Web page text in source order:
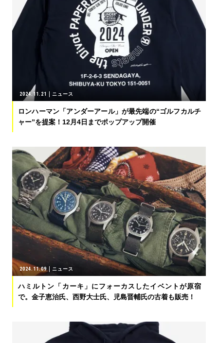
2024.11.21 ニュース
ロンハーマン「アンダーアール」が最先端の“ゴルフカルチ
ャー”を提案！12月4日までポップアップ開催
2024.11.09 ニュース
ハミルトン「カーキ」にフォーカスしたイベントが原宿
で。金子恵治氏、西野大士氏、児島晋輔氏の古着も販売！